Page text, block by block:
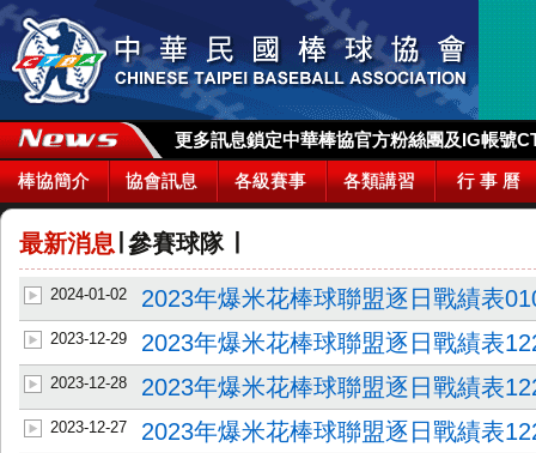
更多訊息鎖定中華棒協官方粉絲團及IG帳號
棒協簡介 協會訊息 各級賽事 各類講習 行 事 曆
最新消息 參賽球隊∣
2024-01-02 2023年爆米花棒球聯盟逐日戰績表
2023-12-29 2023年爆米花棒球聯盟逐日戰績表
2023-12-28 2023年爆米花棒球聯盟逐日戰績表
2023-12-27 2023年爆米花棒球聯盟逐日戰績表